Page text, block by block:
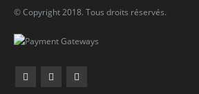
© Copyright 2018. Tous droits réservés.